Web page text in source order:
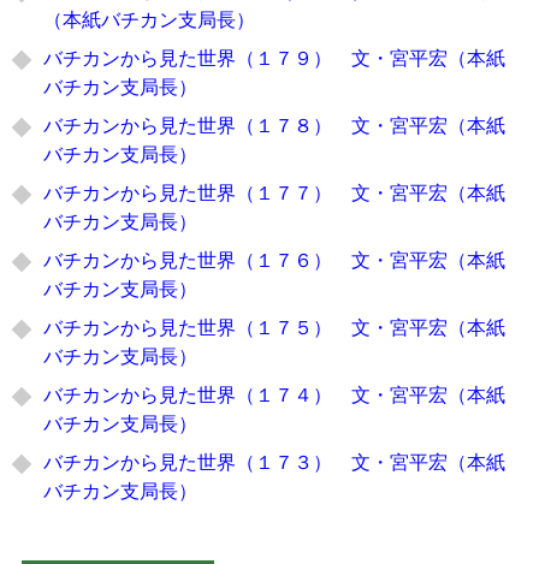
（本紙バチカン支局長）
バチカンから見た世界（１７９） 文・宮平宏（本紙
バチカン支局長）
バチカンから見た世界（１７８） 文・宮平宏（本紙
バチカン支局長）
バチカンから見た世界（１７７） 文・宮平宏（本紙
バチカン支局長）
バチカンから見た世界（１７６） 文・宮平宏（本紙
バチカン支局長）
バチカンから見た世界（１７５） 文・宮平宏（本紙
バチカン支局長）
バチカンから見た世界（１７４） 文・宮平宏（本紙
バチカン支局長）
バチカンから見た世界（１７３） 文・宮平宏（本紙
バチカン支局長）